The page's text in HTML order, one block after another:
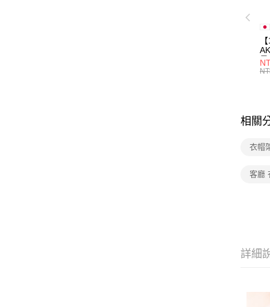
量
相關
衣帽
客廳
詳細